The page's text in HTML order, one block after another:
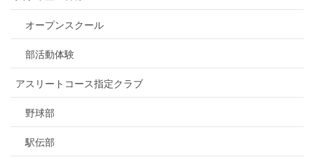
オープンスクール
部活動体験
アスリートコース指定クラブ
野球部
駅伝部